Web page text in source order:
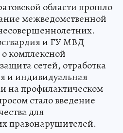
области прошло
межведомственной
и ГУ МВД
комплексной
сетей, отработка
и индивидуальная
на профилактическом
стало введение
для
правонарушителей.